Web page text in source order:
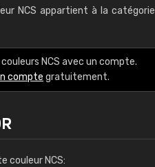
NCS appartient à la catégorie
NCS avec un compte.
compte gratuitement.
couleur NCS: